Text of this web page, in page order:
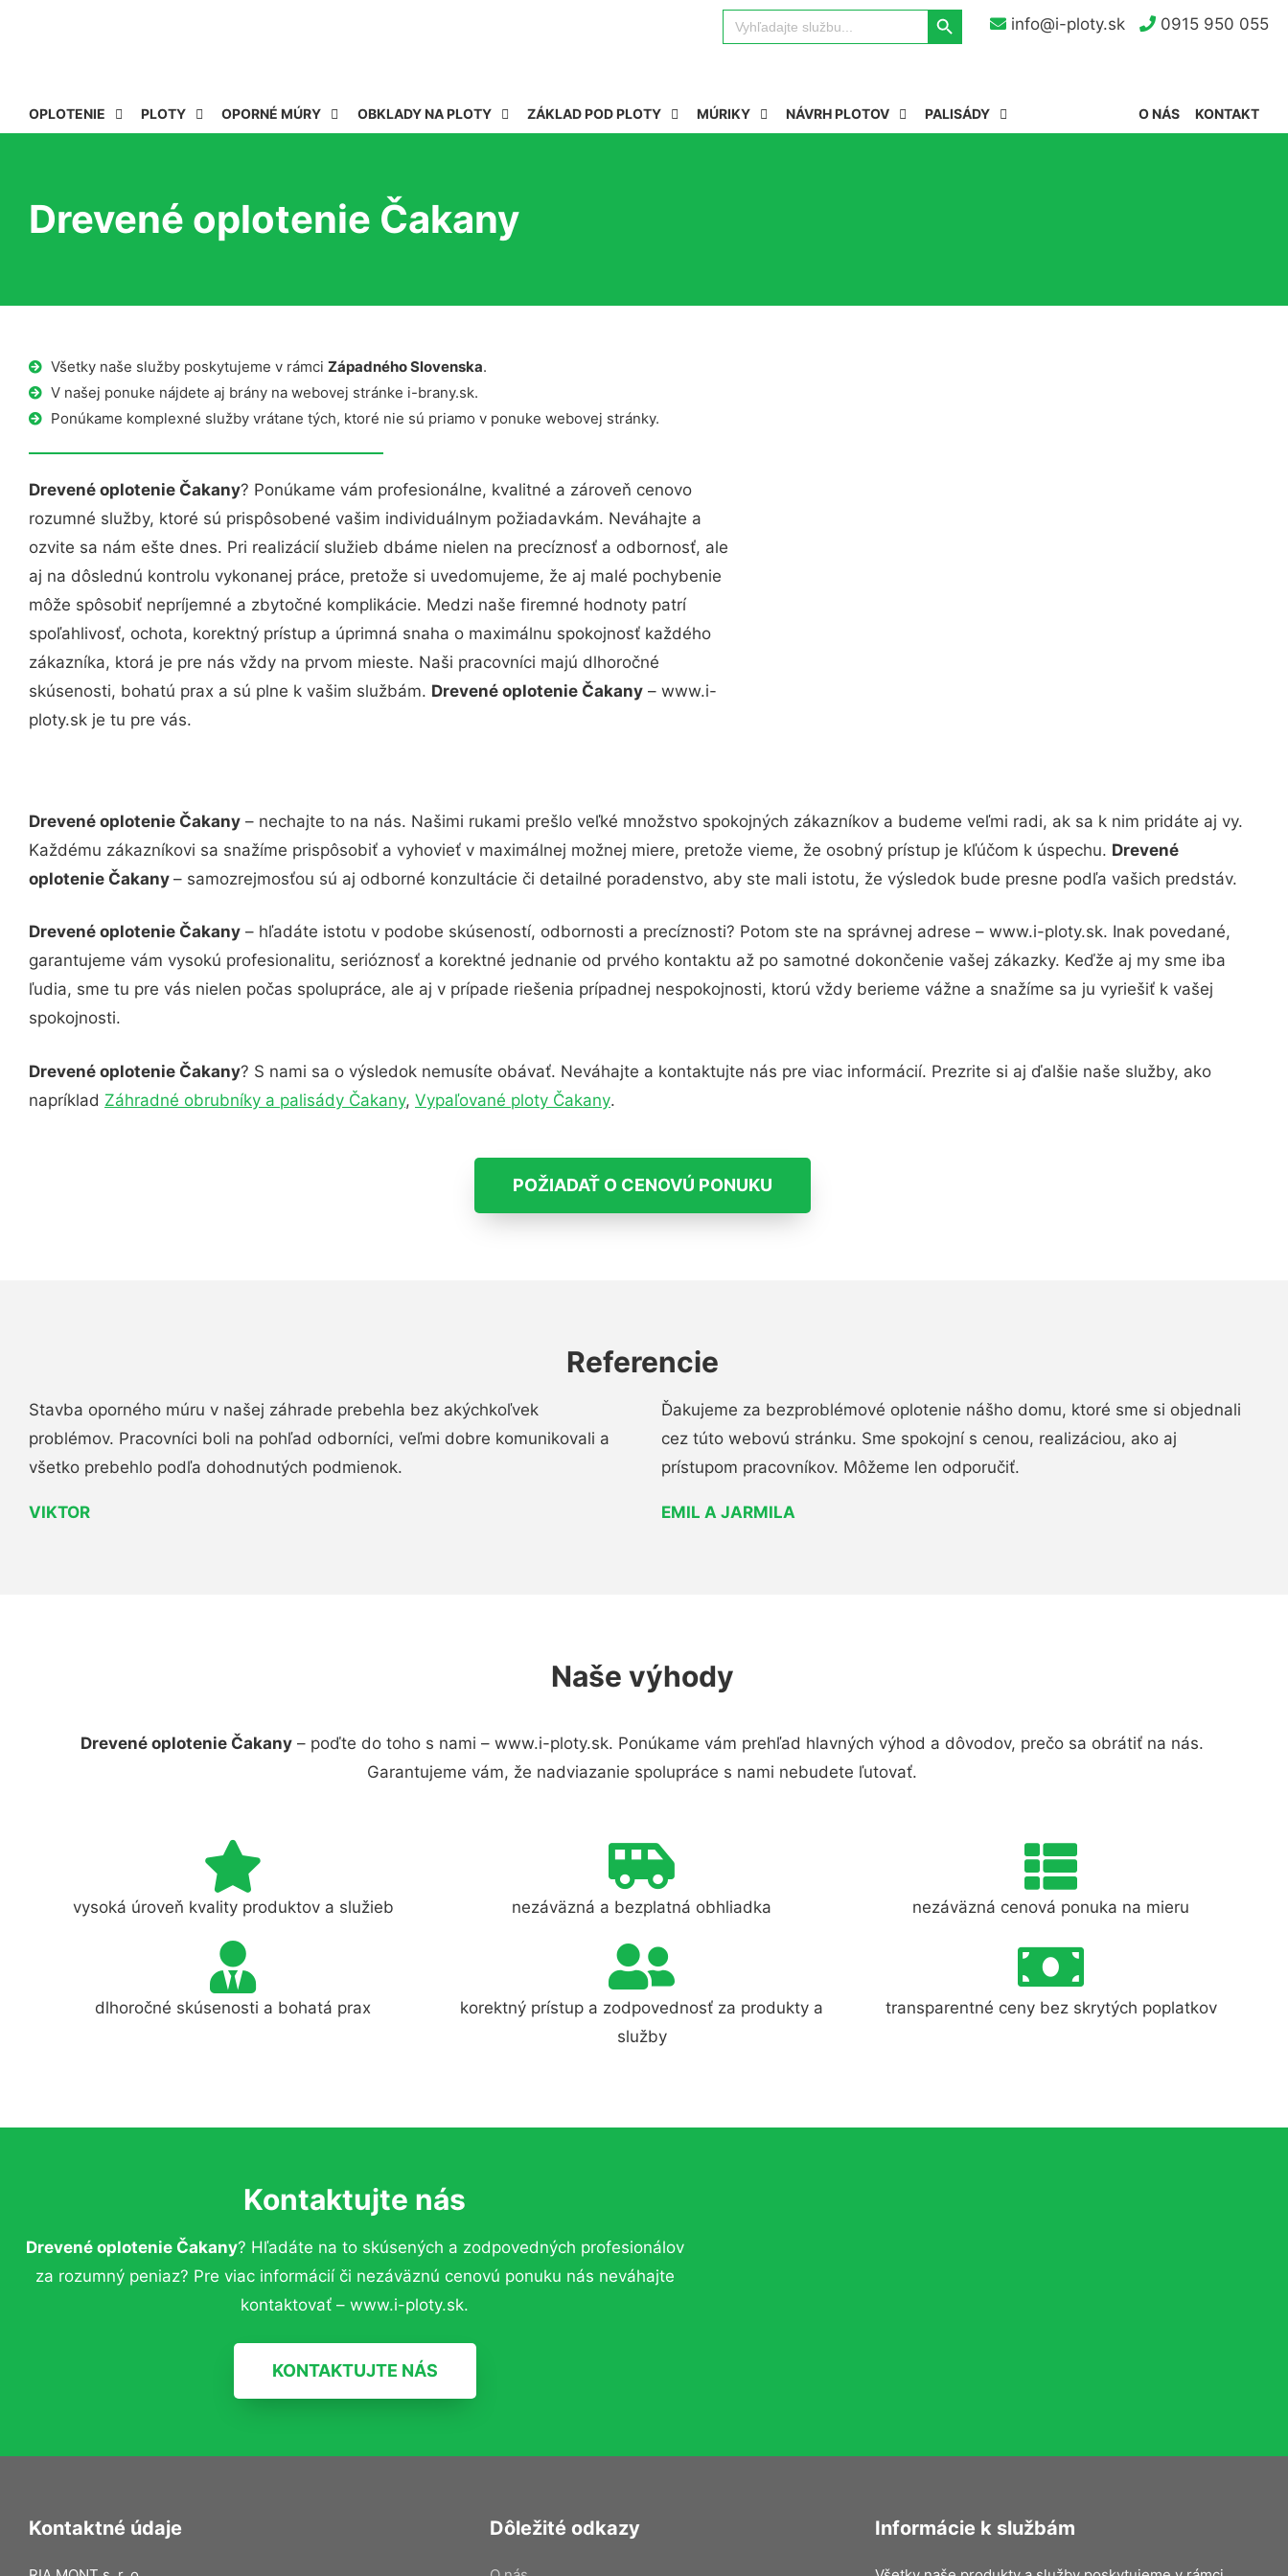
info@i-ploty.sk 0915 950 055
Search
for:
Search Button
OPLOTENIE PLOTY OPORNÉ MÚRY OBKLADY NA PLOTY ZÁKLAD POD PLOTY MÚRIKY NÁVRH PLOTOV PALISÁDY KONTAKT
O NÁS
Drevené oplotenie Čakany
Všetky naše služby poskytujeme v rámci Západného Slovenska.
V našej ponuke nájdete aj brány na webovej stránke i-brany.sk.
Ponúkame komplexné služby vrátane tých, ktoré nie sú priamo v ponuke webovej stránky.
Drevené oplotenie Čakany? Ponúkame vám profesionálne, kvalitné a zároveň cenovo
rozumné služby, ktoré sú prispôsobené vašim individuálnym požiadavkám. Neváhajte a
ozvite sa nám ešte dnes. Pri realizácií služieb dbáme nielen na precíznosť a odbornosť, ale
aj na dôslednú kontrolu vykonanej práce, pretože si uvedomujeme, že aj malé pochybenie
môže spôsobiť nepríjemné a zbytočné komplikácie. Medzi naše firemné hodnoty patrí
spoľahlivosť, ochota, korektný prístup a úprimná snaha o maximálnu spokojnosť každého
zákazníka, ktorá je pre nás vždy na prvom mieste. Naši pracovníci majú dlhoročné
skúsenosti, bohatú prax a sú plne k vašim službám. Drevené oplotenie Čakany – www.i-
ploty.sk je tu pre vás.
Drevené oplotenie Čakany – nechajte to na nás. Našimi rukami prešlo veľké množstvo spokojných zákazníkov a budeme veľmi radi, ak sa k nim pridáte aj vy.
Každému zákazníkovi sa snažíme prispôsobiť a vyhovieť v maximálnej možnej miere, pretože vieme, že osobný prístup je kľúčom k úspechu. Drevené
oplotenie Čakany – samozrejmosťou sú aj odborné konzultácie či detailné poradenstvo, aby ste mali istotu, že výsledok bude presne podľa vašich predstáv.
Drevené oplotenie Čakany – hľadáte istotu v podobe skúseností, odbornosti a precíznosti? Potom ste na správnej adrese – www.i-ploty.sk. Inak povedané,
garantujeme vám vysokú profesionalitu, serióznosť a korektné jednanie od prvého kontaktu až po samotné dokončenie vašej zákazky. Keďže aj my sme iba
ľudia, sme tu pre vás nielen počas spolupráce, ale aj v prípade riešenia prípadnej nespokojnosti, ktorú vždy berieme vážne a snažíme sa ju vyriešiť k vašej
spokojnosti.
Drevené oplotenie Čakany? S nami sa o výsledok nemusíte obávať. Neváhajte a kontaktujte nás pre viac informácií. Prezrite si aj ďalšie naše služby, ako
napríklad Záhradné obrubníky a palisády Čakany, Vypaľované ploty Čakany.
POŽIADAŤ O CENOVÚ PONUKU
Referencie
Stavba oporného múru v našej záhrade prebehla bez akýchkoľvek
problémov. Pracovníci boli na pohľad odborníci, veľmi dobre komunikovali a
všetko prebehlo podľa dohodnutých podmienok.
VIKTOR
Ďakujeme za bezproblémové oplotenie nášho domu, ktoré sme si objednali
cez túto webovú stránku. Sme spokojní s cenou, realizáciou, ako aj
prístupom pracovníkov. Môžeme len odporučiť.
EMIL A JARMILA
Naše výhody
Drevené oplotenie Čakany – poďte do toho s nami – www.i-ploty.sk. Ponúkame vám prehľad hlavných výhod a dôvodov, prečo sa obrátiť na nás.
Garantujeme vám, že nadviazanie spolupráce s nami nebudete ľutovať.
vysoká úroveň kvality produktov a služieb nezáväzná a bezplatná obhliadka nezáväzná cenová ponuka na mieru
dlhoročné skúsenosti a bohatá prax
korektný prístup a zodpovednosť za produkty a
služby
transparentné ceny bez skrytých poplatkov
Kontaktujte nás
Drevené oplotenie Čakany? Hľadáte na to skúsených a zodpovedných profesionálov
za rozumný peniaz? Pre viac informácií či nezáväznú cenovú ponuku nás neváhajte
kontaktovať – www.i-ploty.sk.
KONTAKTUJTE NÁS
Kontaktné údaje Dôležité odkazy Informácie k službám